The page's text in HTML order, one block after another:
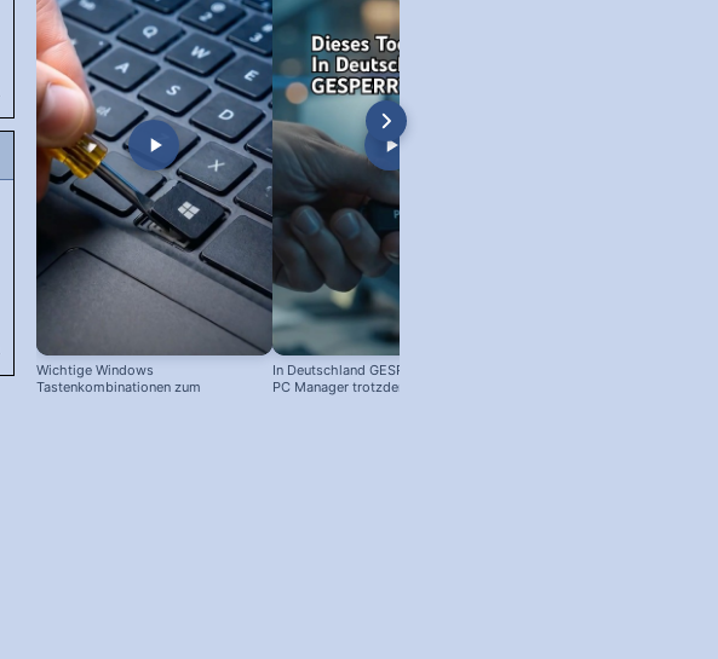
Wichtige Windows
Tastenkombinationen zum
In Deutschland GESPERRT: Microsoft
PC Manager trotzdem installieren